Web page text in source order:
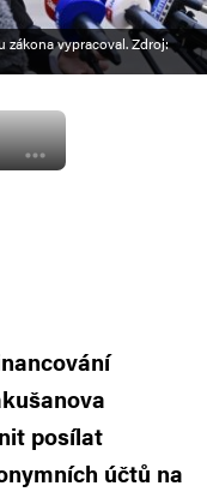
zákona vypracoval. Zdroj:
posílat
účtů na